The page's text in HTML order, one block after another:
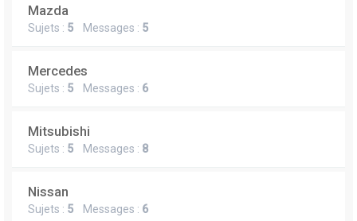
Mazda
Sujets : 5 Messages : 5
Mercedes
Sujets : 5 Messages : 6
Mitsubishi
Sujets : 5 Messages : 8
Nissan
Sujets : 5 Messages : 6